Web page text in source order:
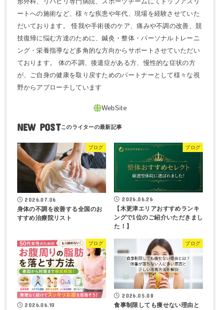
ートへの施術など、様々な疾患や年代、現場を経験させていた
だいております。 怪我や手術後のケア、痛みや不調の改善、競
技復帰に悩む方達のために、鍼灸・整体・パーソナルトレーニ
ング・栄養指導など多角的な方向からサポートさせていただい
ております。 体の不調、後遺症がある方、慢性的な症状の方
が、ご自身の健康を取り戻すためのパートナーとして様々な視
野からアプローチしています
NEW POST
ブログ
2026.07.06
身体の不調を改善する全国のお
すすめ治療院リスト
ブログ
2026.06.26
【木更津エリアおすすめランキ
ングで1位のご紹介いただきまし
た！】
ブログ
2026.06.10
ブログ
2026.05.08
食事制限しても痩せない理由と